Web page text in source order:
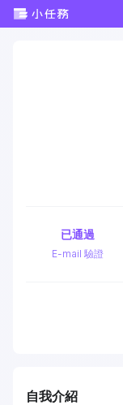
E-mail 驗證
已通過
自我介紹